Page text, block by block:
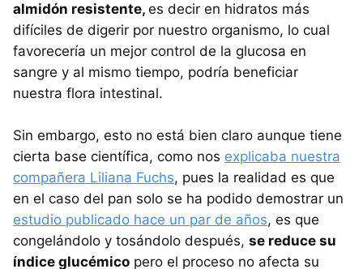
almidón resistente, es decir en hidratos más
difíciles de digerir por nuestro organismo, lo cual
favorecería un mejor control de la glucosa en
sangre y al mismo tiempo, podría beneficiar
nuestra flora intestinal.
Sin embargo, esto no está bien claro aunque tiene
cierta base científica, como nos explicaba nuestra
compañera Liliana Fuchs, pues la realidad es que
en el caso del pan solo se ha podido demostrar un
estudio publicado hace un par de años, es que
congelándolo y tosándolo después, se reduce su
índice glucémico pero el proceso no afecta su